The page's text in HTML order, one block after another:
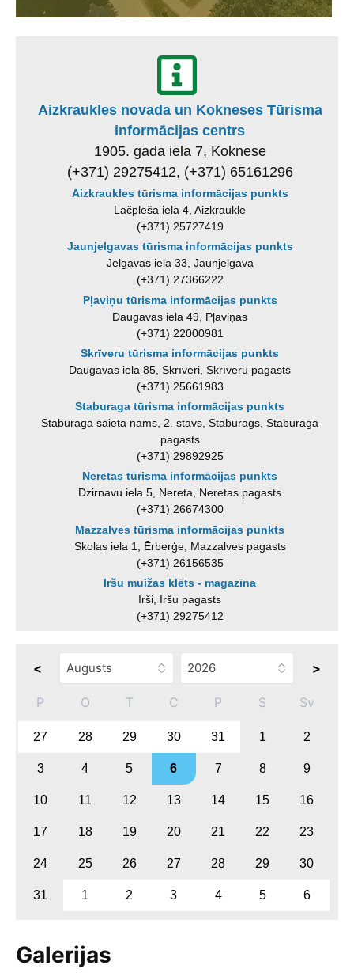
Aizkraukles novada un Kokneses Tūrisma
informācijas centrs
1905. gada iela 7, Koknese
(+371) 29275412, (+371) 65161296
Aizkraukles tūrisma informācijas punkts
Lāčplēša iela 4, Aizkraukle
(+371) 25727419
Jaunjelgavas tūrisma informācijas punkts
Jelgavas iela 33, Jaunjelgava
(+371) 27366222
Pļaviņu tūrisma informācijas punkts
Daugavas iela 49, Pļaviņas
(+371) 22000981
Skrīveru tūrisma informācijas punkts
Daugavas iela 85, Skrīveri, Skrīveru pagasts
(+371) 25661983
Staburaga tūrisma informācijas punkts
Staburaga saieta nams, 2. stāvs, Staburags, Staburaga
pagasts
(+371) 29892925
Neretas tūrisma informācijas punkts
Dzirnavu iela 5, Nereta, Neretas pagasts
(+371) 26674300
Mazzalves tūrisma informācijas punkts
Skolas iela 1, Ērberģe, Mazzalves pagasts
(+371) 26156535
Iršu muižas klēts - magazīna
Irši, Iršu pagasts
(+371) 29275412
< >
P O T C P S Sv
27 28 29 30 31 1 2
3 4 5 6 7 8 9
10 11 12 13 14 15 16
17 18 19 20 21 22 23
24 25 26 27 28 29 30
31 1 2 3 4 5 6
Galerijas